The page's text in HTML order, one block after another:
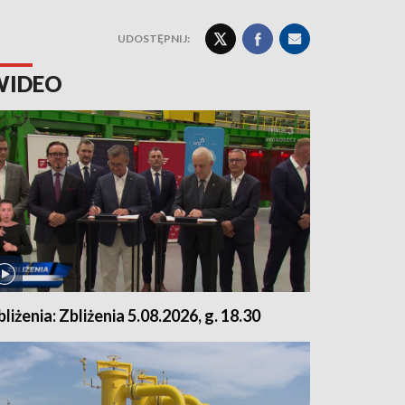
UDOSTĘPNIJ:
Zbliżenia 5.08.2026, g. 18.30